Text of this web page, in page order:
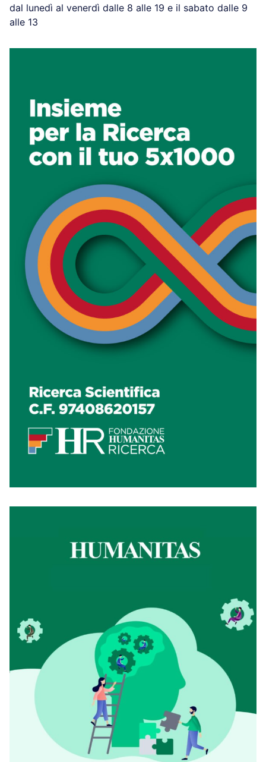
dal lunedì al venerdì dalle 8 alle 19 e il sabato dalle 9
alle 13